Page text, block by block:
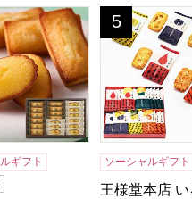
寄せ】
[KM20]
【おいしいお取り寄せ】
シャルパンティエ フィナ
ギフト
王様堂本店
5
位
ソーシャルギフト
王様堂本店